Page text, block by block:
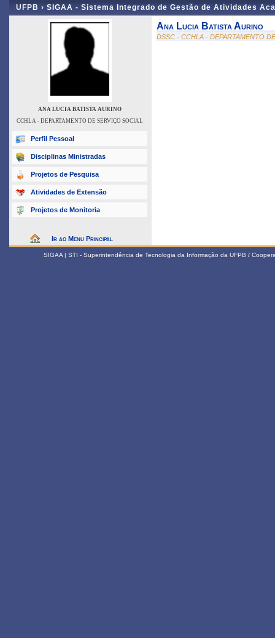
UFPB › SIGAA - Sistema Integrado de Gestão de Atividades
ANA LUCIA BATISTA AURINO
CCHLA - DEPARTAMENTO DE SERVIÇO SOCIAL
Perfil Pessoal
Disciplinas Ministradas
Projetos de Pesquisa
Atividades de Extensão
Projetos de Monitoria
Ir ao Menu Principal
Ana Lucia Batista Aurino
DSSC - CCHLA - DEPARTAMENTO
SIGAA | STI - Superintendência de Tecnologia da Informação da UFPB /